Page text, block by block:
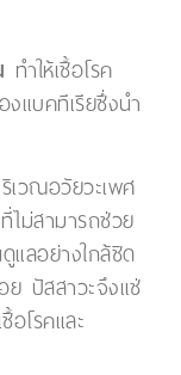
ทำให้เชื้อโรค
งแบคทีเรียซึ่งนำ
เวณอวัยวะเพศ
ไม่สามารถช่วย
แลอย่างใกล้ชิด
ย ปัสสาวะจึงแช่
อโรคและ